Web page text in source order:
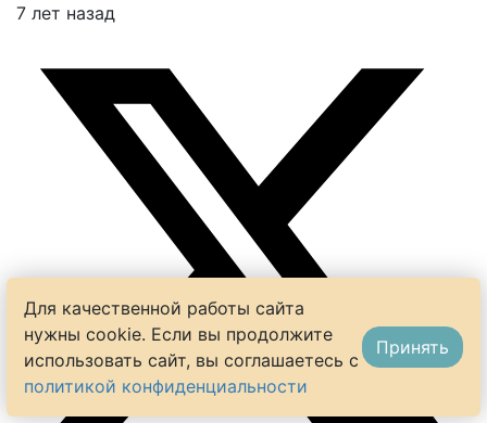
7 лет назад
Для качественной работы сайта
нужны cookie. Если вы продолжите
использовать сайт, вы соглашаетесь с
политикой конфиденциальности
Принять